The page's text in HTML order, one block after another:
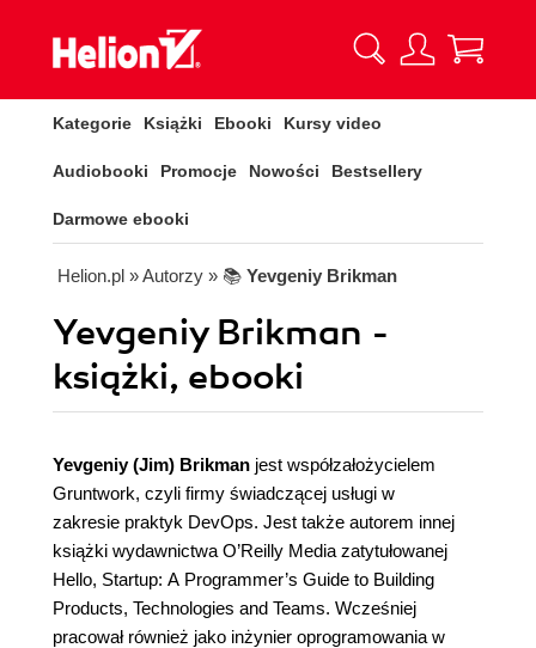
Kategorie Książki Ebooki Kursy video
Audiobooki Promocje Nowości Bestsellery
Darmowe ebooki
Helion.pl » Autorzy » 📚 Yevgeniy Brikman
Yevgeniy Brikman -
książki, ebooki
Yevgeniy (Jim) Brikman jest współzałożycielem
Gruntwork, czyli firmy świadczącej usługi w
zakresie praktyk DevOps. Jest także autorem innej
książki wydawnictwa O’Reilly Media zatytułowanej
Hello, Startup: A Programmer’s Guide to Building
Products, Technologies and Teams. Wcześniej
pracował również jako inżynier oprogramowania w